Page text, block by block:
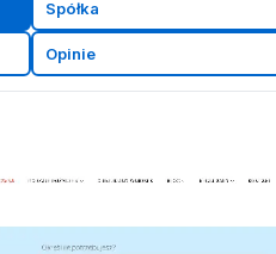
Spółka
Opinie